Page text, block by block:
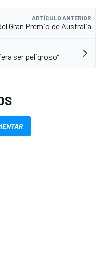
ARTÍCULO ANTERIOR
Gran Premio de Australia
ser peligroso”